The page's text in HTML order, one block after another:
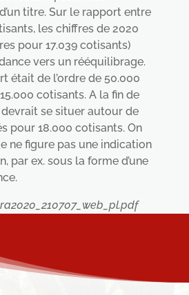
titre. Sur le rapport entre
les chiffres de 2020
pour 17.039 cotisants)
vers un rééquilibrage.
était de l’ordre de 50.000
cotisants. A la fin de
se situer autour de
pour 18.000 cotisants. On
ne figure pas une indication
par ex. sous la forme d’une